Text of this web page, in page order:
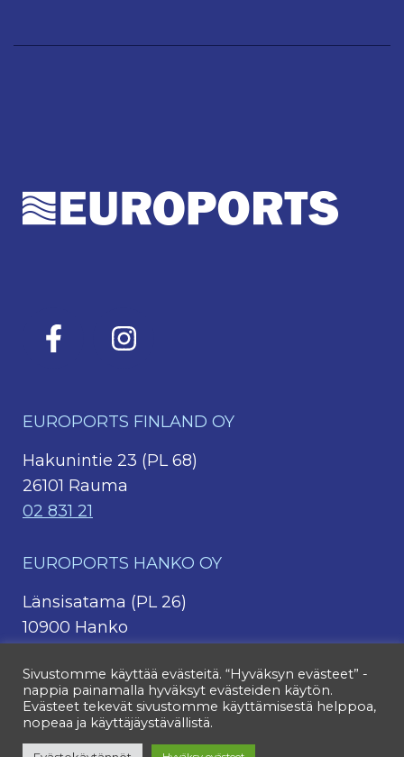
EUROPORTS FINLAND OY
Hakunintie 23 (PL 68)
26101 Rauma
02 831 21
EUROPORTS HANKO OY
Länsisatama (PL 26)
10900 Hanko
EUROPORTS PIETARSAARI OY AB
Alholmintie 80 (PL 50)
68600 Pietarsaari
Sivustomme käyttää evästeitä. “Hyväksyn evästeet” -
nappia painamalla hyväksyt evästeiden käytön.
Evästeet tekevät sivustomme käyttämisestä helppoa,
nopeaa ja käyttäjäystävällistä.